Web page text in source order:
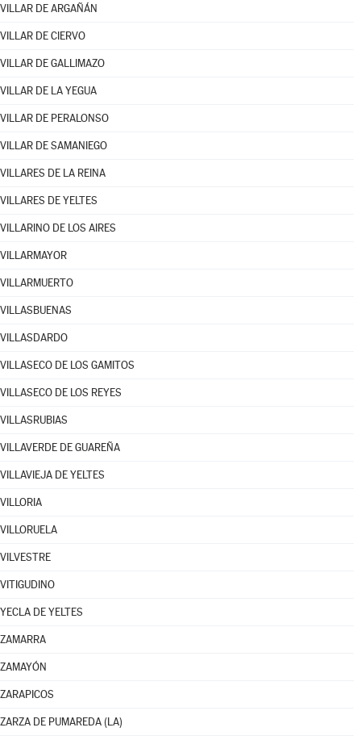
VILLAR DE ARGAÑÁN
VILLAR DE CIERVO
VILLAR DE GALLIMAZO
VILLAR DE LA YEGUA
VILLAR DE PERALONSO
VILLAR DE SAMANIEGO
VILLARES DE LA REINA
VILLARES DE YELTES
VILLARINO DE LOS AIRES
VILLARMAYOR
VILLARMUERTO
VILLASBUENAS
VILLASDARDO
VILLASECO DE LOS GAMITOS
VILLASECO DE LOS REYES
VILLASRUBIAS
VILLAVERDE DE GUAREÑA
VILLAVIEJA DE YELTES
VILLORIA
VILLORUELA
VILVESTRE
VITIGUDINO
YECLA DE YELTES
ZAMARRA
ZAMAYÓN
ZARAPICOS
ZARZA DE PUMAREDA (LA)